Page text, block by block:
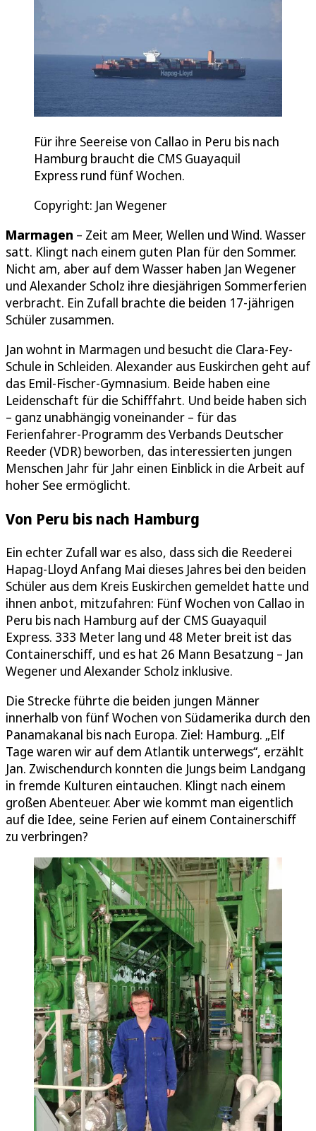
Für ihre Seereise von Callao in Peru bis nach
Hamburg braucht die CMS Guayaquil
Express rund fünf Wochen.
Copyright: Jan Wegener
Marmagen – Zeit am Meer, Wellen und Wind. Wasser
satt. Klingt nach einem guten Plan für den Sommer.
Nicht am, aber auf dem Wasser haben Jan Wegener
und Alexander Scholz ihre diesjährigen Sommerferien
verbracht. Ein Zufall brachte die beiden 17-jährigen
Schüler zusammen.
Jan wohnt in Marmagen und besucht die Clara-Fey-
Schule in Schleiden. Alexander aus Euskirchen geht auf
das Emil-Fischer-Gymnasium. Beide haben eine
Leidenschaft für die Schifffahrt. Und beide haben sich
– ganz unabhängig voneinander – für das
Ferienfahrer-Programm des Verbands Deutscher
Reeder (VDR) beworben, das interessierten jungen
Menschen Jahr für Jahr einen Einblick in die Arbeit auf
hoher See ermöglicht.
Von Peru bis nach Hamburg
Ein echter Zufall war es also, dass sich die Reederei
Hapag-Lloyd Anfang Mai dieses Jahres bei den beiden
Schüler aus dem Kreis Euskirchen gemeldet hatte und
ihnen anbot, mitzufahren: Fünf Wochen von Callao in
Peru bis nach Hamburg auf der CMS Guayaquil
Express. 333 Meter lang und 48 Meter breit ist das
Containerschiff, und es hat 26 Mann Besatzung – Jan
Wegener und Alexander Scholz inklusive.
Die Strecke führte die beiden jungen Männer
innerhalb von fünf Wochen von Südamerika durch den
Panamakanal bis nach Europa. Ziel: Hamburg. „Elf
Tage waren wir auf dem Atlantik unterwegs“, erzählt
Jan. Zwischendurch konnten die Jungs beim Landgang
in fremde Kulturen eintauchen. Klingt nach einem
großen Abenteuer. Aber wie kommt man eigentlich
auf die Idee, seine Ferien auf einem Containerschiff
zu verbringen?